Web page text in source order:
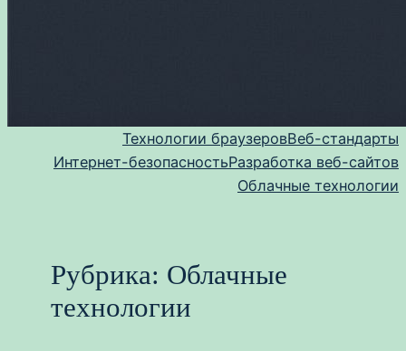
Технологии браузеровВеб-стандарты
Интернет-безопасностьРазработка веб-сайтов
Облачные технологии
Рубрика: Облачные
технологии